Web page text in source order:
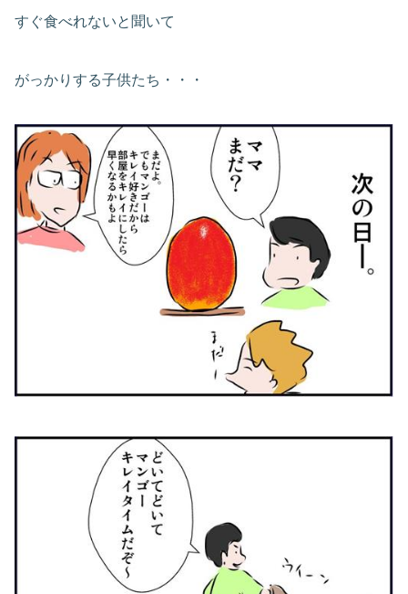
すぐ食べれないと聞いて
がっかりする子供たち・・・